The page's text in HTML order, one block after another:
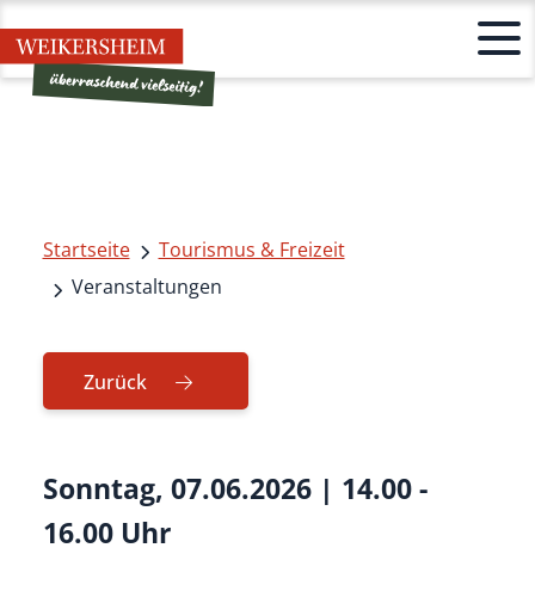
Startseite
Tourismus & Freizeit
Veranstaltungen
Zurück
Sonntag, 07.06.2026 | 14.00 -
16.00 Uhr